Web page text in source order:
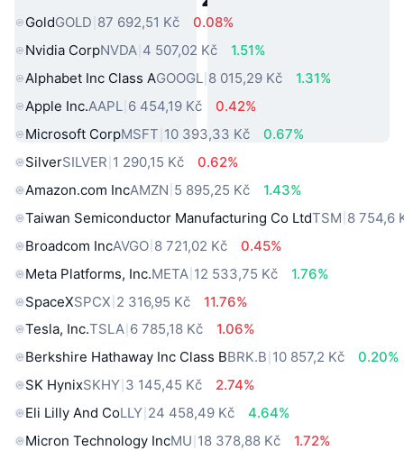
GoldGOLD 87 692,51 Kč
0.08%
Nvidia CorpNVDA 4 507,02 Kč
1.51%
Alphabet Inc Class AGOOGL 8 015,29 Kč
1.31%
Apple Inc.AAPL 6 454,19 Kč
0.42%
Microsoft CorpMSFT 10 393,33 Kč
0.67%
SilverSILVER 1 290,15 Kč
0.62%
Amazon.com IncAMZN 5 895,25 Kč
1.43%
Taiwan Semiconductor Manufacturing Co LtdTSM 8 754,6
Broadcom IncAVGO 8 721,02 Kč
0.45%
Meta Platforms, Inc.META 12 533,75 Kč
1.76%
SpaceXSPCX 2 316,95 Kč
11.76%
Tesla, Inc.TSLA 6 785,18 Kč
1.06%
Berkshire Hathaway Inc Class BBRK.B 10 857,2 Kč
0.20%
SK HynixSKHY 3 145,45 Kč
2.74%
Eli Lilly And CoLLY 24 458,49 Kč
4.64%
Micron Technology IncMU 18 378,88 Kč
1.72%